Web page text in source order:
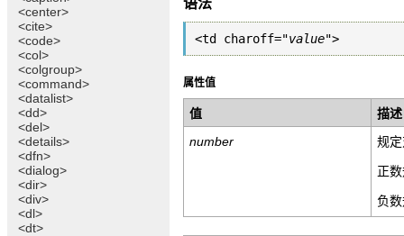
<center>
<cite>
<code>
<col>
<colgroup>
<command>
<datalist>
<dd>
<del>
<details>
<dfn>
<dialog>
<dir>
<div>
<dl>
<dt>
语法
<td charoff="value">
属性值
值
描述
number
规
正
负